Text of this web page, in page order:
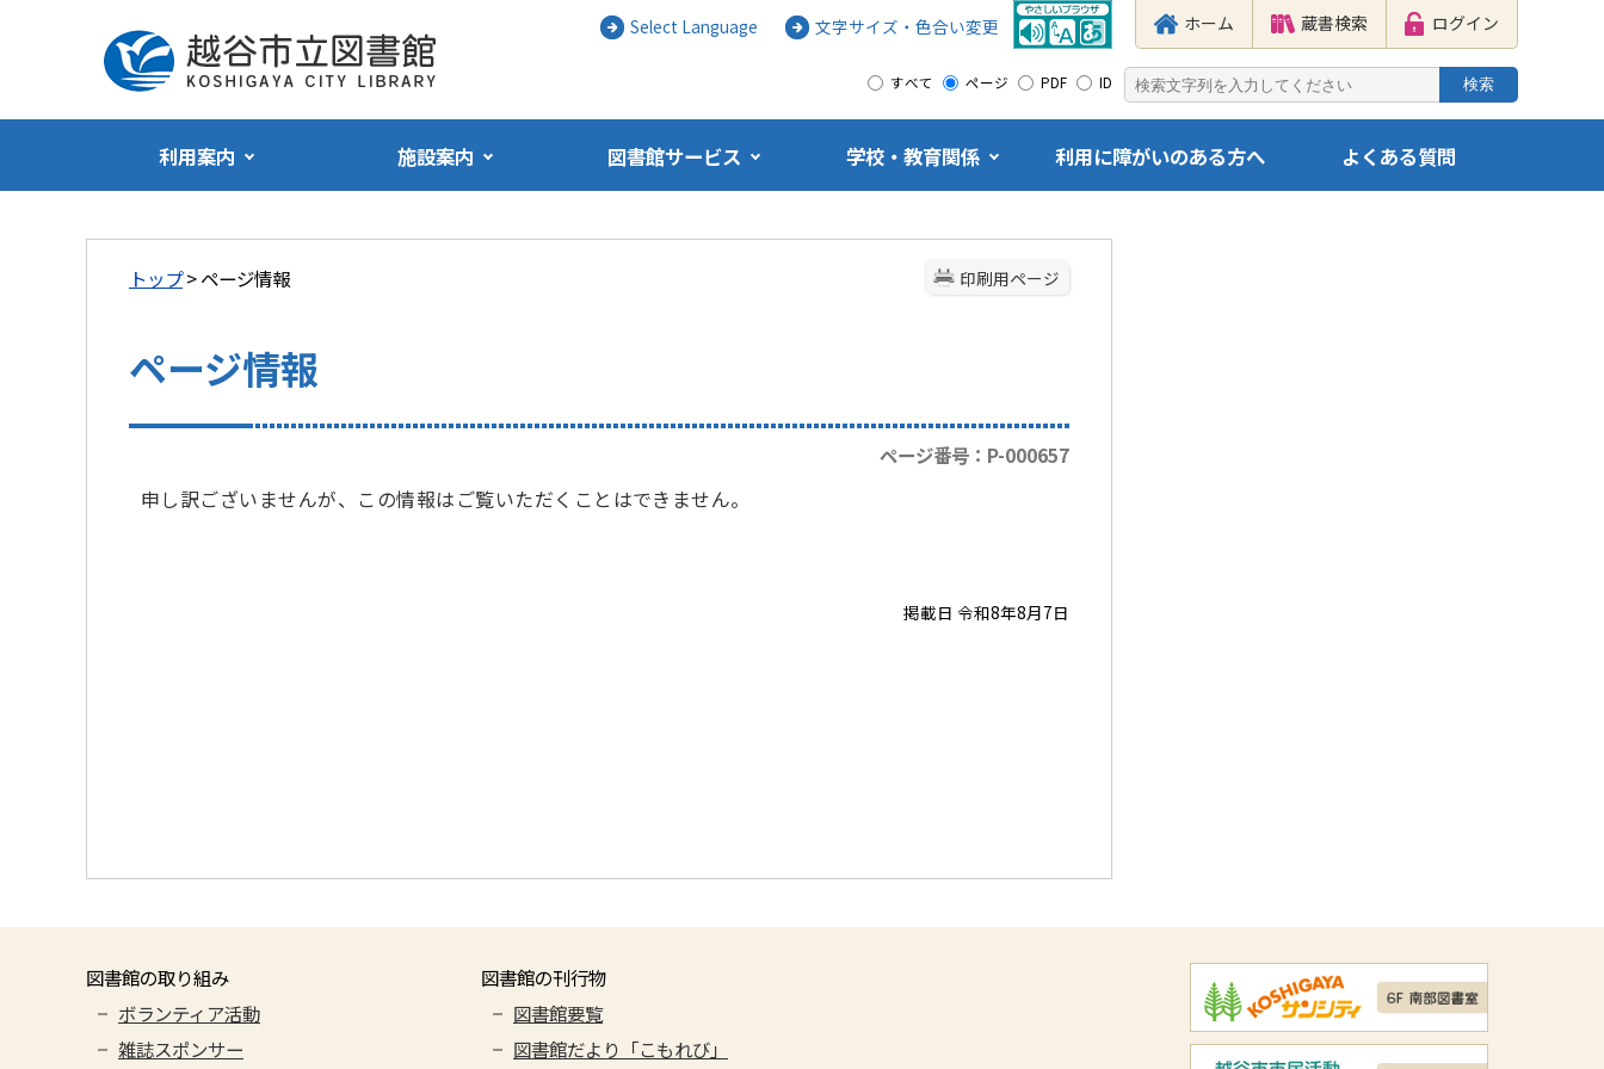
Select Language 文字サイズ・色合い変更 ホーム 蔵書検索 ログイン
すべて ページ PDF ID
利用案内 施設案内 図書館サービス 学校・教育関係 利用に障がいのある方へ よくある質問
印刷用ページ
トップ> ページ情報
ページ情報
ページ番号：P-000657
申し訳ございませんが、この情報はご覧いただくことはできません。
掲載日 令和8年8月7日
図書館の取り組み
ボランティア活動
雑誌スポンサー
図書館の刊行物
図書館要覧
図書館だより「こもれび」